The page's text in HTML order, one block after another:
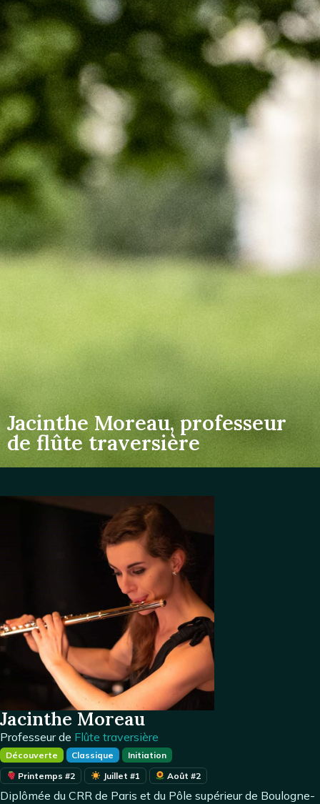
Jacinthe Moreau, professeur
de flûte traversière
Jacinthe Moreau
Professeur de Flûte traversière
Découverte Classique
Initiation
Printemps #2
Juillet #1 Août #2
Diplômée du CRR de Paris et du Pôle supérieur de Boulogne-